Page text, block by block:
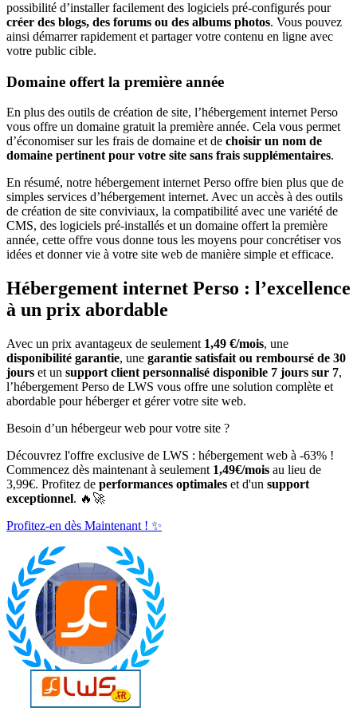
possibilité d’installer facilement des logiciels pré-configurés pour
créer des blogs, des forums ou des albums photos. Vous pouvez
ainsi démarrer rapidement et partager votre contenu en ligne avec
votre public cible.
Domaine offert la première année
En plus des outils de création de site, l’hébergement internet Perso
vous offre un domaine gratuit la première année. Cela vous permet
d’économiser sur les frais de domaine et de choisir un nom de
domaine pertinent pour votre site sans frais supplémentaires.
En résumé, notre hébergement internet Perso offre bien plus que de
simples services d’hébergement internet. Avec un accès à des outils
de création de site conviviaux, la compatibilité avec une variété de
CMS, des logiciels pré-installés et un domaine offert la première
année, cette offre vous donne tous les moyens pour concrétiser vos
idées et donner vie à votre site web de manière simple et efficace.
Hébergement internet Perso : l’excellence
à un prix abordable
Avec un prix avantageux de seulement 1,49 €/mois, une
disponibilité garantie, une garantie satisfait ou remboursé de 30
jours et un support client personnalisé disponible 7 jours sur 7,
l’hébergement Perso de LWS vous offre une solution complète et
abordable pour héberger et gérer votre site web.
Besoin d’un hébergeur web pour votre site ?
Découvrez l'offre exclusive de LWS : hébergement web à -63% !
Commencez dès maintenant à seulement 1,49€/mois au lieu de
3,99€. Profitez de performances optimales et d'un support
exceptionnel. 🔥🚀
Profitez-en dès Maintenant ! ✨